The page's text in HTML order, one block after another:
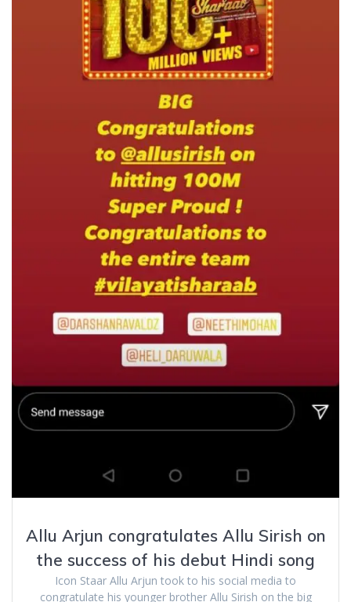
Allu Arjun congratulates Allu Sirish on
the success of his debut Hindi song
Icon Staar Allu Arjun took to his social media to
congratulate his younger brother Allu Sirish on the big